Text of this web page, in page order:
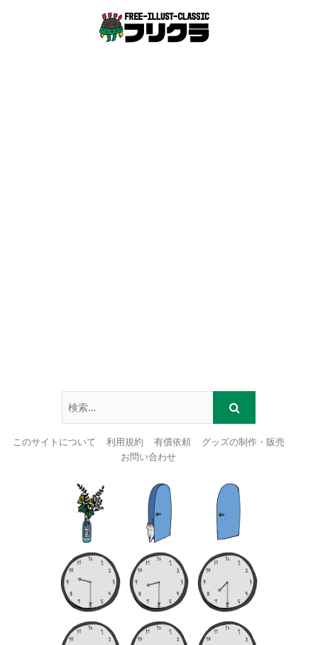
このサイトについて 利用規約 有償依頼
グッズの制作・販売
お問い合わせ
content